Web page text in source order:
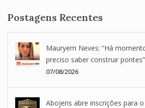
Postagens Recentes
Mauryem Neves: “Há
preciso saber construir pontes”
07/08/2026
Abojeris abre inscrições para